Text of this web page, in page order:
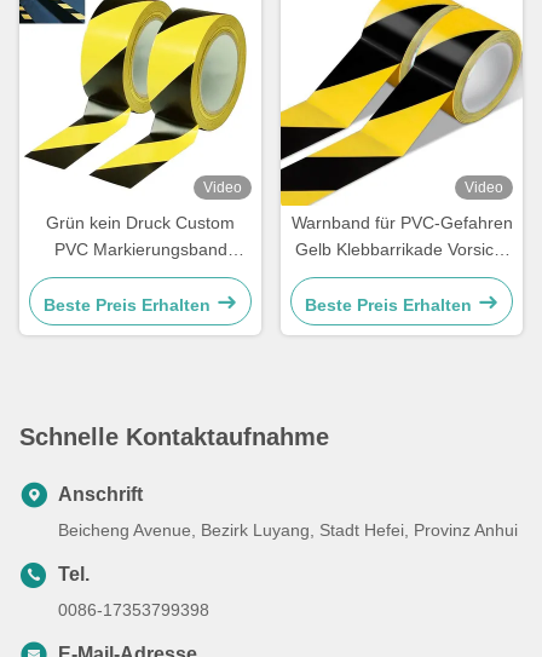
Video
Grün kein Druck Custom
PVC Markierungsband
wasserdicht selbstklebend
Beste Preis Erhalten
Video
Warnband für PVC-Gefahren
Gelb Klebbarrikade Vorsicht
PVC-Bandroll
Beste Preis Erhalten
Schnelle Kontaktaufnahme
Anschrift
Beicheng Avenue, Bezirk Luyang, Stadt Hefei, Provinz Anhui
Tel.
0086-17353799398